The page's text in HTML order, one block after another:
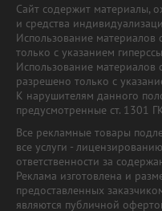
Сайт содержит материалы,
и средства
Использование материалов
только с указанием
Использование материалов
разрешено только с
К нарушителям данного
предусмотренные ст. 1301
Все рекламные товары
все услуги -
ответственности за
Реклама изготовлена и
предоставленных
являются публичной